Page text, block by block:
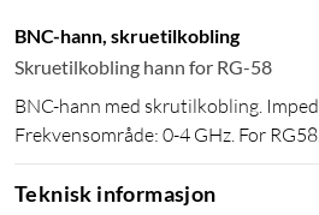
BNC-hann, skruetilkobling
Skruetilkobling hann for RG-58
BNC-hann med skrutilkobling.
Frekvensområde: 0-4 GHz. For
Teknisk informasjon